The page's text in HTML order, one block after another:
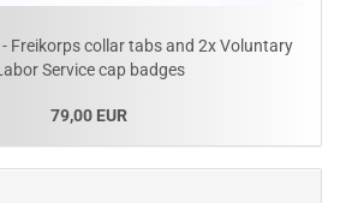
Freikorps collar tabs and 2x Voluntary
Service cap badges
79,00 EUR